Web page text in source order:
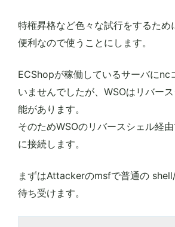
特権昇格など色々な試行をするた
便利なので使うことにします。
ECShopが稼働しているサーバにnc
いませんでしたが、WSOはリバー
能があります。
そのためWSOのリバースシェル経
に接続します。
まずはAttackerのmsfで普通の
待ち受けます。